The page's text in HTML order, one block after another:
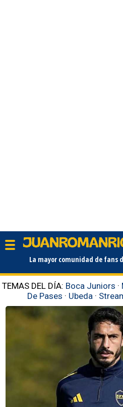
La mayor comunidad de fans
TEMAS DEL DÍA: Boca Juniors ·
De Pases · Ubeda ·